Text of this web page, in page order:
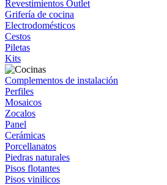
Revestimientos Outlet
Grifería de cocina
Electrodomésticos
Cestos
Piletas
Kits
Complementos de instalación
Perfiles
Mosaicos
Zocalos
Panel
Cerámicas
Porcellanatos
Piedras naturales
Pisos flotantes
Pisos vinilicos